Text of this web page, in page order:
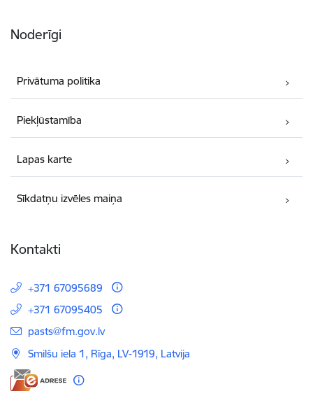
Noderīgi
Privātuma politika
Piekļūstamība
Lapas karte
Sīkdatņu izvēles maiņa
Kontakti
+371 67095689
+371 67095405
E-pasts:
pasts@fm.gov.lv
Smilšu iela 1, Rīga, LV-1919, Latvija